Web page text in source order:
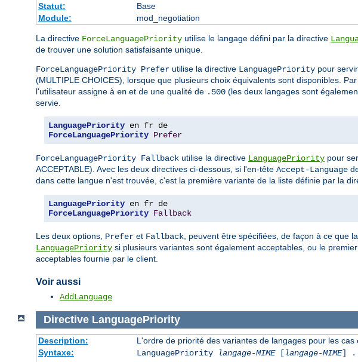
Statut:
Base
Module:
mod_negotiation
La directive ForceLanguagePriority utilise le langage défini par la directive
de trouver une solution satisfaisante unique.
ForceLanguagePriority Prefer utilise la directive LanguagePriority pour
(MULTIPLE CHOICES), lorsque que plusieurs choix équivalents sont disponibles.
l'utilisateur assigne à en et de une qualité de .500 (les deux langages sont
servie.
LanguagePriority
ForceLanguagePriority Prefer
ForceLanguagePriority Fallback utilise la directive LanguagePriority pour
ACCEPTABLE). Avec les deux directives ci-dessous, si l'en-tête Accept-Language
dans cette langue n'est trouvée, c'est la première variante de la liste définie par la
LanguagePriority
ForceLanguagePriority Fallback
Les deux options, Prefer et Fallback , peuvent être spécifiées, de façon à ce que
LanguagePriority si plusieurs variantes sont également acceptables, ou le
acceptables fournie par le client.
Voir aussi
AddLanguage
Directive LanguagePriority
Description:
L'ordre de priorité des variantes de langages pour les
Syntaxe:
LanguagePriority langage-MIME[ langage-MIME]